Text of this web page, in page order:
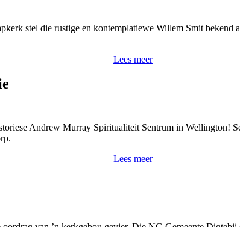
stel die rustige en kontemplatiewe Willem Smit
Lees meer
Andrew Murray Spiritualiteit Sentrum in Wellington!
Lees meer